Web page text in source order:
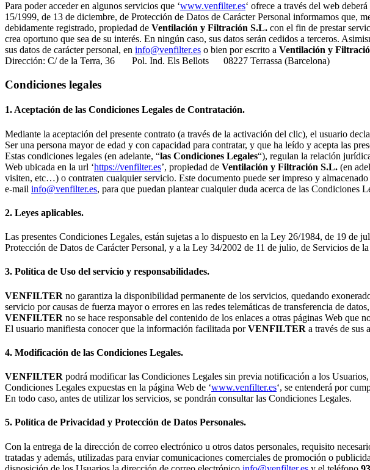
Para poder acceder en algunos servicios que ‘www.venfilter.es‘ ofrece a través del web
15/1999, de 13 de diciembre, de Protección de Datos de Carácter Personal informamos que,
debidamente registrado, propiedad de Ventilación y Filtración S.L. con el fin de prestar
crea oportuno que sea de su interés. En ningún caso, sus datos serán cedidos a terceros.
sus datos de carácter personal, en info@venfilter.es o bien por escrito a Ventilación y
Dirección: C/ de la Terra, 36 Pol. Ind. Els Bellots 08227 Terrassa (Barcelona)
Condiciones legales
1. Aceptación de las Condiciones Legales de Contratación.
Mediante la aceptación del presente contrato (a través de la activación del clic), el usuario
Ser una persona mayor de edad y con capacidad para contratar, y que ha leído y acepta las
Estas condiciones legales (en adelante, “las Condiciones Legales“), regulan la relación
Web ubicada en la url ‘https://venfilter.es’, propiedad de Ventilación y Filtración S.L. (en
visiten, etc…) o contraten cualquier servicio. Este documento puede ser impreso y
e-mail info@venfilter.es, para que puedan plantear cualquier duda acerca de las Condiciones
2. Leyes aplicables.
Las presentes Condiciones Legales, están sujetas a lo dispuesto en la Ley 26/1984, de 19
Protección de Datos de Carácter Personal, y a la Ley 34/2002 de 11 de julio, de Servicios de
3. Política de Uso del servicio y responsabilidades.
VENFILTER no garantiza la disponibilidad permanente de los servicios, quedando
servicio por causas de fuerza mayor o errores en las redes telemáticas de transferencia de
VENFILTER no se hace responsable del contenido de los enlaces a otras páginas Web que
El usuario manifiesta conocer que la información facilitada porVENFILTER a través de sus
4. Modificación de las Condiciones Legales.
VENFILTER podrá modificar las Condiciones Legales sin previa notificación a los
Condiciones Legales expuestas en la página Web de ‘www.venfilter.es‘, se entenderá por
En todo caso, antes de utilizar los servicios, se pondrán consultar las Condiciones Legales.
5. Política de Privacidad y Protección de Datos Personales.
Con la entrega de la dirección de correo electrónico u otros datos personales, requisito
tratadas y además, utilizadas para enviar comunicaciones comerciales de promoción o